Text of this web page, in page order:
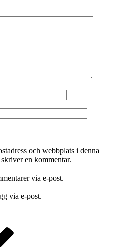
och webbplats i denna
en kommentar.
via e-post.
via e-post.